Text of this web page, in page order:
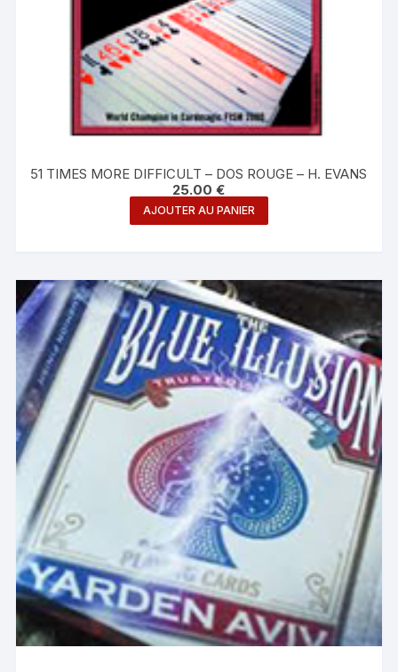
51 TIMES MORE DIFFICULT – DOS ROUGE – H. EVANS
25.00€
AJOUTER AU PANIER